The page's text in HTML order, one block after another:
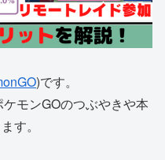
)です。
モンGOのつぶやきや本
す。